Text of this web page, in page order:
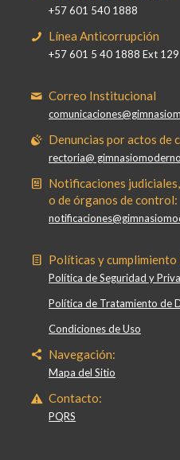
+57 601 540 1888
Línea Anticorrupción
+57 601 5 40 1888 Ext 129
Correo Institucional
Denuncias por actos de
rectoria@
Notificaciones
o de órganos de control:
Políticas y cumplimiento
Política de Seguridad y
Política de Tratamiento de
Condiciones de Uso
Navegación:
Mapa del Sitio
Contacto:
PQRS